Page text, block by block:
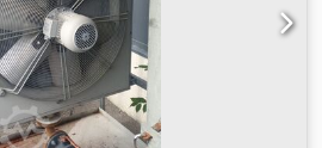
8.320 mm Gummibånd: 3-lags glat
2.500
Perkins dieselmotor: 37 kW
UDRUSTNING - Kabel-
med larvebånd - Hydraulisk
- Central smørestation